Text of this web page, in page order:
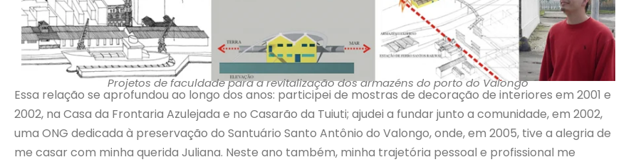
Projetos de faculdade para a revitalização dos armazéns do porto do Valongo
Essa relação se aprofundou ao longo dos anos: participei de mostras de decoração de interiores em 2001 e
2002, na Casa da Frontaria Azulejada e no Casarão da Tuiuti; ajudei a fundar junto a comunidade, em 2002,
uma ONG dedicada à preservação do Santuário Santo Antônio do Valongo, onde, em 2005, tive a alegria de
me casar com minha querida Juliana. Neste ano também, minha trajetória pessoal e profissional me